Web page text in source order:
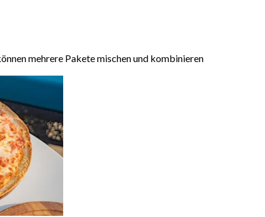
mehrere Pakete mischen und kombinieren